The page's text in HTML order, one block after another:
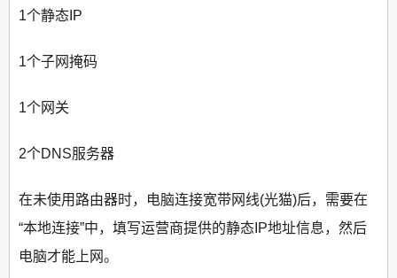
1个静态IP
1个子网掩码
1个网关
2个DNS服务器
在未使用路由器时，电脑连接宽带网线(光猫)后，需要在
“本地连接”中，填写运营商提供的静态IP地址信息，然后
电脑才能上网。